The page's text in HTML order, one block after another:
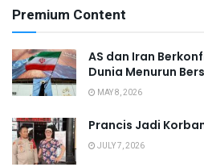
Premium Content
AS dan Iran
Dunia Menurun
MAY 8, 2026
Prancis Jadi
JULY 7, 2026